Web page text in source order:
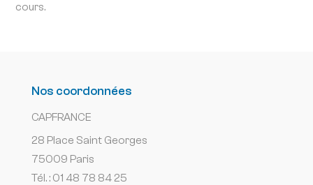
cours.
Nos coordonnées
CAPFRANCE
28 Place Saint Georges
75009 Paris
Tél. : 01 48 78 84 25